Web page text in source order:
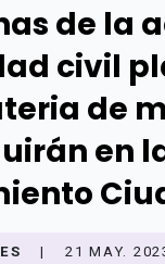
de la
civil
de
en
| 21 MAY.